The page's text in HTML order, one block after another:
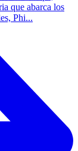
que abarca los
Phi...